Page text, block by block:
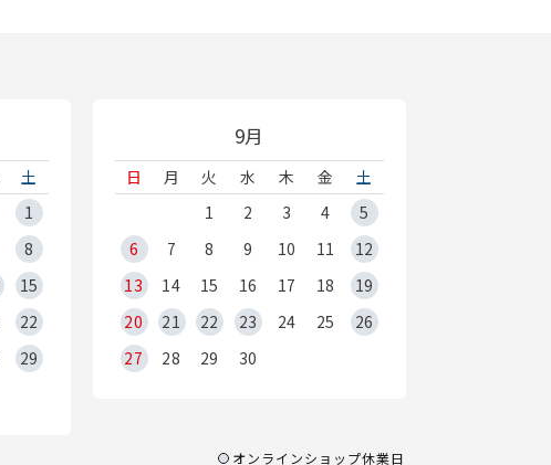
土
1
8
15
22
29
9月
日 月 火 水 木 金
土
1
2 3 4
5
6
7 8 9 10 11
12
13
14 15 16 17 18
19
20
21 22 23 24 25
26
27
28 29 30
オンラインショップ休業日